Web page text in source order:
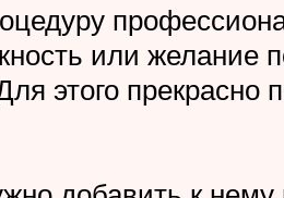
или желание
этого